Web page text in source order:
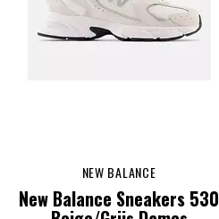
NEW BALANCE
New Balance Sneakers 530